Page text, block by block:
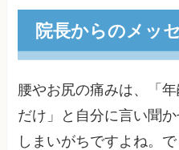
院長からのメッ
腰やお尻の痛みは、「
だけ」と自分に言い聞
しまいがちですよね。